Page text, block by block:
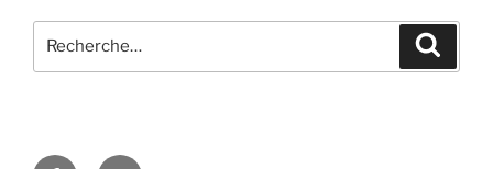
pour